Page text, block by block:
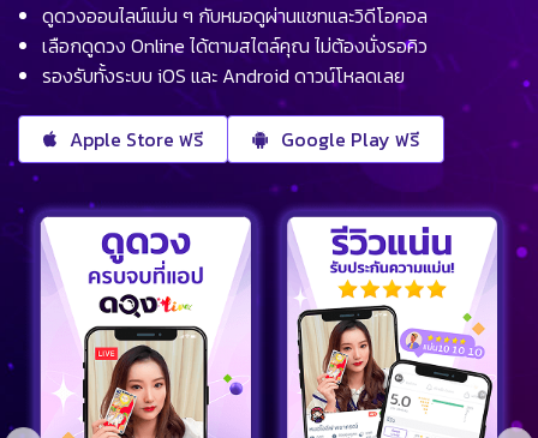
ดูดวงออนไลน์แม่น ๆ กับหมอดูผ่านแชทและวิดีโอคอล
เลือกดูดวง Online ได้ตามสไตล์คุณ ไม่ต้องนั่งรอคิว
รองรับทั้งระบบ iOS และ Android ดาวน์โหลดเลย
Apple Store ฟรี Google Play ฟรี